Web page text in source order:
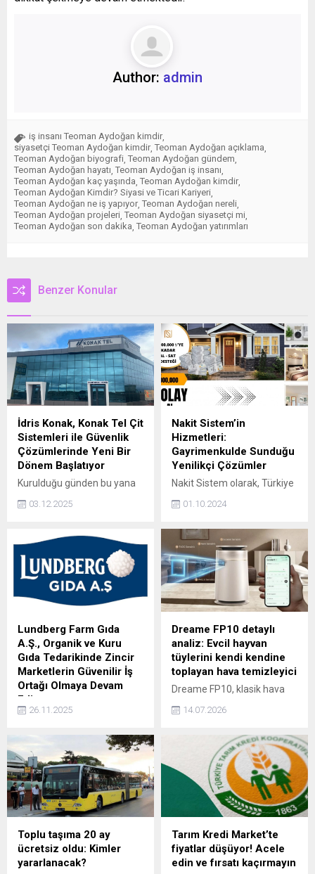
Author: admin
iş insanı Teoman Aydoğan kimdir
siyasetçi Teoman Aydoğan kimdir Teoman Aydoğan açıklama
Teoman Aydoğan biyografi Teoman Aydoğan gündem
Teoman Aydoğan hayatı Teoman Aydoğan iş insanı
Teoman Aydoğan kaç yaşında Teoman Aydoğan kimdir
Teoman Aydoğan Kimdir? Siyasi ve Ticari Kariyeri
Teoman Aydoğan ne iş yapıyor Teoman Aydoğan nereli
Teoman Aydoğan projeleri Teoman Aydoğan siyasetçi mi
Teoman Aydoğan son dakika Teoman Aydoğan yatırımları
Benzer Konular
İdris Konak, Konak Tel Çit
Sistemleri ile Güvenlik
Çözümlerinde Yeni Bir
Dönem Başlatıyor
Kurulduğu günden bu yana
kalite, dayanıklılık ve
profesyonel hizmet
Tel Çit Sistemleri; panel çit,
yüksek güvenlikli panel çit,
double panel çit, dekoratif
çim çit, beton direk, altıgen
burgulu tel, jiletli tel, dikenli
tel ve panel kapı çeşitleriyle
birlikte 36 farklı üründe
üretim yaparak sektörde
geniş bir...
03.12.2025
Nakit Sistem’in
Hizmetleri:
Gayrimenkulde Sunduğu
Yenilikçi Çözümler
Nakit Sistem olarak, Türkiye
genelinde yapacağınız tüm
arsa ve tarla alım-satım
nakit desteği sağlıyoruz.
İster yatırım amaçlı arsa
alımı yapın, ister geliştirme
projeleriniz için arazi satın
alın, her türlü arsa ve tarla
işlemi için %100 nakit
ödeme avantajı sunuyoruz.
Bu sayede, finansman
beklemek zorunda
kalmadan alım-satım...
01.10.2024
Lundberg Farm Gıda
A.Ş., Organik ve Kuru
Gıda Tedarikinde Zincir
Marketlerin Güvenilir İş
Ortağı Olmaya Devam
Ediyor
Türkiye’de organik ve doğal
doğrultusunda sektörün öne
çıkan firmalarından
Lundberg Farm Gıda A.Ş.,
geniş ürün portföyü ve güçlü
tedarik ağıyla zincir
marketlerin güvenilir çözüm
ortakları arasındaki yerini
koruyor.
26.11.2025
Dreame FP10 detaylı
analiz: Evcil hayvan
tüylerini kendi kendine
toplayan hava temizleyici
Dreame FP10, klasik hava
olarak döner fırça ve rulolu
evcil hayvan tüylerini aktif
biçimde toplamayı
hedefliyor. Altı katmanlı
filtreleme, koku giderme,
akıllı sensörler ve uygulama
desteği sunan cihazın en
dikkat çekici özelliği ise ana
filtrenin kendi kendini
temizleyebilmesi.
14.07.2026
Toplu taşıma 20 ay
ücretsiz oldu: Kimler
yararlanacak?
Tarım Kredi Market’te
fiyatlar düşüyor! Acele
edin ve fırsatı kaçırmayın